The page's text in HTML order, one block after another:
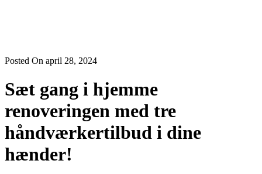
Posted On april 28, 2024
Sæt gang i hjemme
renoveringen med tre
håndværkertilbud i dine
hænder!